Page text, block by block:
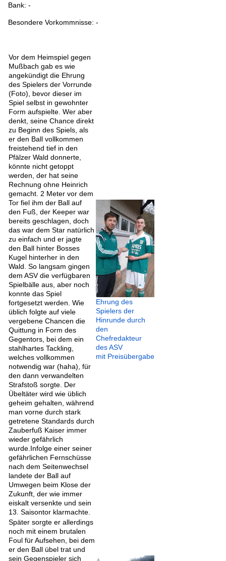
Bank: -
Besondere Vorkommnisse: -
Vor dem Heimspiel gegen
Mußbach gab es wie
angekündigt die Ehrung
des Spielers der Vorrunde
(Foto), bevor dieser im
Spiel selbst in gewohnter
Form aufspielte. Wer aber
denkt, seine Chance direkt
zu Beginn des Spiels, als
er den Ball vollkommen
freistehend tief in den
Pfälzer Wald donnerte,
könnte nicht getoppt
werden, der hat seine
Rechnung ohne Heinrich
gemacht. 2 Meter vor dem
Tor fiel ihm der Ball auf
den Fuß, der Keeper war
bereits geschlagen, doch
das war dem Star natürlich
zu einfach und er jagte
den Ball hinter Bosses
Kugel hinterher in den
Wald. So langsam gingen
dem ASV die verfügbaren
Spielbälle aus, aber noch
konnte das Spiel
fortgesetzt werden. Wie
üblich folgte auf viele
vergebene Chancen die
Quittung in Form des
Gegentors, bei dem ein
stahlhartes Tackling,
welches vollkommen
notwendig war (haha), für
den dann verwandelten
Strafstoß sorgte. Der
Übeltäter wird wie üblich
geheim gehalten, während
man vorne durch stark
getretene Standards durch
Zauberfuß Kaiser immer
wieder gefährlich
wurde.Infolge einer seiner
gefährlichen Fernschüsse
nach dem Seitenwechsel
landete der Ball auf
Umwegen beim Klose der
Zukunft, der wie immer
eiskalt versenkte und sein
13. Saisontor klarmachte.
Ehrung des
Spielers der
Hinrunde durch
den
Chefredakteur
des ASV
mit Preisübergabe
Später sorgte er allerdings
noch mit einem brutalen
Foul für Aufsehen, bei dem
er den Ball übel trat und
sein Gegenspieler sich